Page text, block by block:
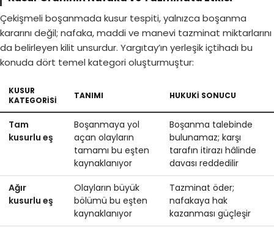
Çekişmeli boşanmada kusur tespiti, yalnızca boşanma
kararını değil; nafaka,maddi ve manevi tazminat miktarlarını
da belirleyen kilit unsurdur. Yargıtay’ın yerleşik içtihadı bu
konuda dört temel kategori oluşturmuştur:
KUSUR
KATEGORISI
TANIMI HUKUKI SONUCU
Tam
kusurlu eş
Boşanmaya yol
açan olayların
tamamı bu eşten
kaynaklanıyor
Boşanma talebinde
bulunamaz; karşı
tarafın itirazı hâlinde
davası reddedilir
Ağır
kusurlu eş
Olayların büyük
bölümü bu eşten
kaynaklanıyor
Tazminat öder;
nafakaya hak
kazanması güçleşir